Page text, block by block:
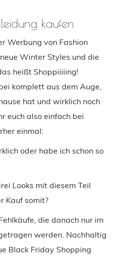
kaufen
Werbung von Fashion
Winter Styles und die
heißt Shoppiiiiing!
komplett aus dem Auge,
hat und wirklich noch
euch also einfach bei
einmal:
oder habe ich schon so
Looks mit diesem Teil
Kauf somit?
die danach nur im
werden. Nachhaltig
Black Friday Shopping